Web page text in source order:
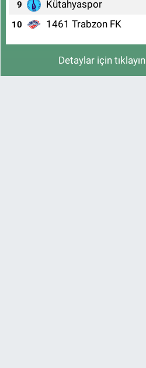
9 Kütahyaspor
10 1461 Trabzon FK
Detaylar için tıklayın